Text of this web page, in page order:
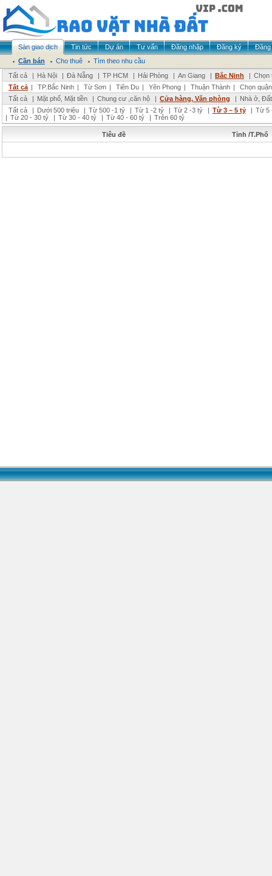
Sàn giao dịch Tin tức Dự án Tư vấn Đăng nhập Đăng ký
Đăng
Cần bán
Cho thuê
Tìm theo nhu cầu
Tất cả
| Hà Nội | Đà Nẵng | TP HCM | Hải Phòng | An Giang | Bắc Ninh | Chọn
Tất cả | TP.Bắc Ninh | Từ Sơn | Tiên Du | Yên Phong | Thuận Thành |
Chọn
Tất cả
| Mặt phố, Mặt tiền | Chung cư ,căn hộ | Cửa hàng, Văn phòng | Nhà ở,
Tất cả
| Dưới 500 triệu | Từ 500 -1 tỷ | Từ 1 -2 tỷ | Từ 2 -3 tỷ | Từ 3 – 5 tỷ | Từ 5
| Từ 20 - 30 tỷ | Từ 30 - 40 tỷ | Từ 40 - 60 tỷ | Trên 60 tỷ
Tiêu đề Tỉnh /T.Phố